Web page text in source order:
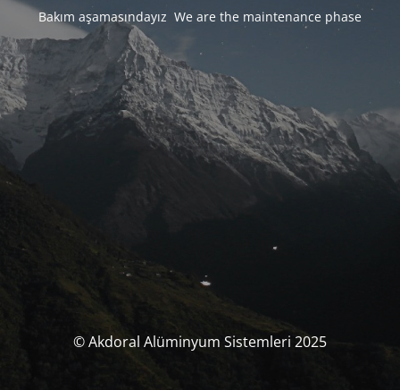
Bakım aşamasındayız We are the maintenance phase
© Akdoral Alüminyum Sistemleri 2025